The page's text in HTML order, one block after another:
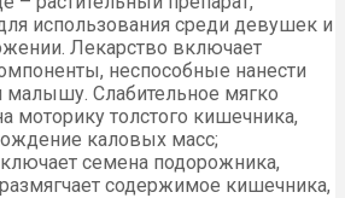
использования среди девушек и
Лекарство включает
неспособные нанести
малышу. Слабительное мягко
моторику толстого кишечника,
каловых масс;
семена подорожника,
содержимое кишечника,